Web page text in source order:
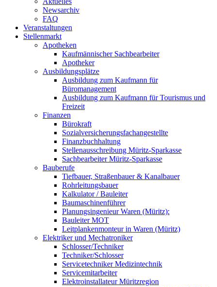
Newsarchiv
FAQ
Veranstaltungen
Stellenmarkt
Apotheken
Kaufmännischer Sachbearbeiter
Apotheker
Ausbildungsplätze
Ausbildung zum Kaufmann für
Büromanagement
Ausbildung zum Kaufmann für Tourismus und
Freizeit
Finanzen
Bürokraft
Sozialversicherungsfachangestellte
Finanzbuchhaltung
Stellenausschreibung Müritz-Sparkasse
Sachbearbeiter Müritz-Sparkasse
Bauberufe
Tiefbauer, Straßenbauer & Kanalbauer
Rohrleitungsbauer
Kalkulator / Bauleiter
Baumaschinenführer
Planungsingenieur Waren (Müritz):
Bauleiter MOT
Leitplankenmonteur in Waren (Müritz)
Elektriker und Mechatroniker
Schlosser/Techniker
Techniker/Schlosser
Servicetechniker Medizintechnik
Servicemitarbeiter
Elektroinstallateur Müritzregion